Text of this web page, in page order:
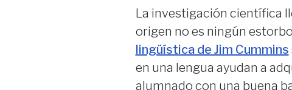
La investigación científica
origen no es ningún
lingüística de Jim Cummins
en una lengua ayudan a
alumnado con una buena